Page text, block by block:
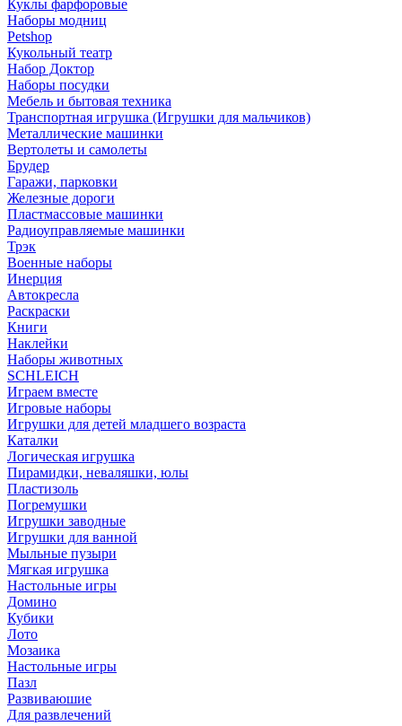
Куклы фарфоровые
Наборы модниц
Petshop
Кукольный театр
Набор Доктор
Наборы посудки
Мебель и бытовая техника
Транспортная игрушка (Игрушки для мальчиков)
Металлические машинки
Вертолеты и самолеты
Брудер
Гаражи, парковки
Железные дороги
Пластмассовые машинки
Радиоуправляемые машинки
Трэк
Военные наборы
Инерция
Автокресла
Раскраски
Книги
Наклейки
Наборы животных
SCHLEICH
Играем вместе
Игровые наборы
Игрушки для детей младшего возраста
Каталки
Логическая игрушка
Пирамидки, неваляшки, юлы
Пластизоль
Погремушки
Игрушки заводные
Игрушки для ванной
Мыльные пузыри
Мягкая игрушка
Настольные игры
Домино
Кубики
Лото
Мозаика
Настольные игры
Пазл
Развиваюшие
Для развлечений